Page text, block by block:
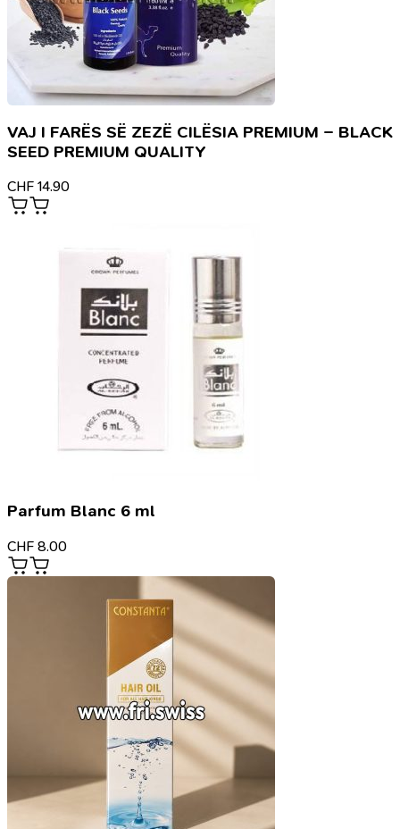
VAJ I FARËS SË ZEZË CILËSIA PREMIUM – BLACK
SEED PREMIUM QUALITY
CHF 14.90
Parfum Blanc 6 ml
CHF 8.00